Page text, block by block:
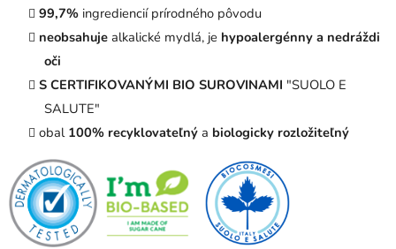
99,7% ingrediencií prírodného pôvodu
neobsahuje alkalické mydlá, je hypoalergénny a nedráždi
oči
S CERTIFIKOVANÝMI BIO SUROVINAMI "SUOLO E
SALUTE"
obal 100% recyklovateľný a biologicky rozložiteľný